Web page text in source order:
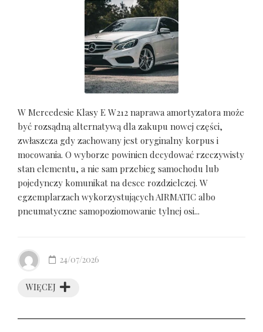
W Mercedesie Klasy E W212 naprawa amortyzatora może
być rozsądną alternatywą dla zakupu nowej części,
zwłaszcza gdy zachowany jest oryginalny korpus i
mocowania. O wyborze powinien decydować rzeczywisty
stan elementu, a nie sam przebieg samochodu lub
pojedynczy komunikat na desce rozdzielczej. W
egzemplarzach wykorzystujących AIRMATIC albo
pneumatyczne samopoziomowanie tylnej osi...
WIĘCEJ
24/07/2026